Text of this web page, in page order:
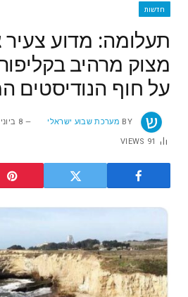
חדשות
תעלומה: מדוע צעיר
מצוק מרהיב
על חוף הנודיסטים
BY מערכת שבוע ישראלי 8 ביוני 2026
91
VIEWS